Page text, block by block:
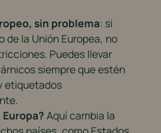
sin problema: si
de la Unión Europea, no
Puedes llevar
siempre que estén
etiquetados
Aquí cambia la